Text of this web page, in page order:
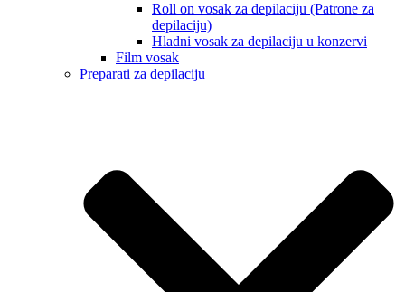
Roll on vosak za depilaciju (Patrone za
depilaciju)
Hladni vosak za depilaciju u konzervi
Film vosak
Preparati za depilaciju